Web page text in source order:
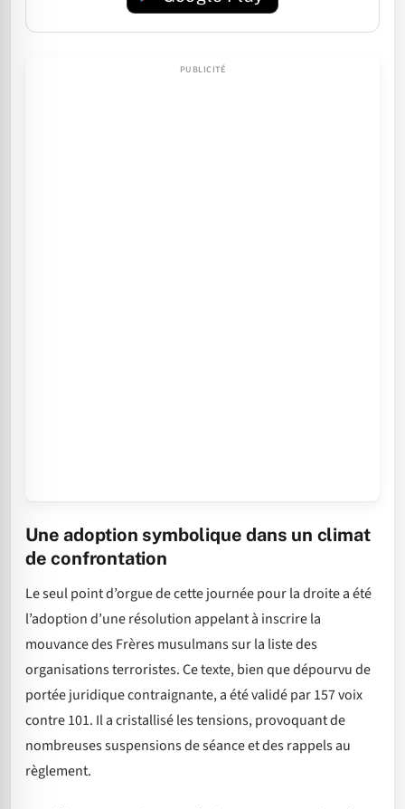
Une adoption symbolique dans un climat
de confrontation
Le seul point d’orgue de cette journée pour la droite a été
l’adoption d’une résolution appelant à inscrire la
mouvance des Frères musulmans sur la liste des
organisations terroristes. Ce texte, bien que dépourvu de
portée juridique contraignante, a été validé par 157 voix
contre 101. Il a cristallisé les tensions, provoquant de
nombreuses suspensions de séance et des rappels au
règlement.